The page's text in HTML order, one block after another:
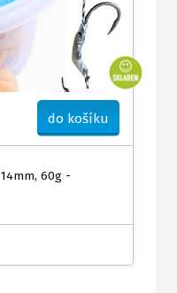
do košíku
14mm, 60g -